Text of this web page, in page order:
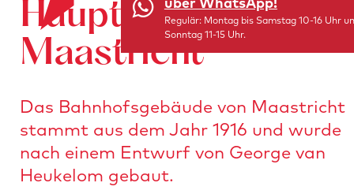
Regulär: Montag bis Samstag 10-16 Uhr
Sonntag 11-15 Uhr.
S
t
r
t
s
e
Hauptbahnhof
Maastricht
Das Bahnhofsgebäude von Maastricht
stammt aus dem Jahr 1916 und wurde
nach einem Entwurf von George van
Heukelom gebaut.
i
t
e
e
i
t
e